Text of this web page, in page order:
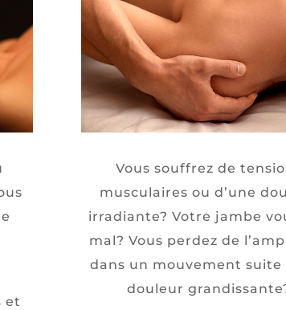
et
Vous souffrez de
musculaires ou d’une
irradiante? Votre jambe
mal? Vous perdez de
dans un mouvement suite
douleur